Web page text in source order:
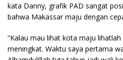
kata Danny, grafik PAD sangat
bahwa Makassar maju dengan
“Kalau mau lihat kota maju
meningkat. Waktu saya pertama